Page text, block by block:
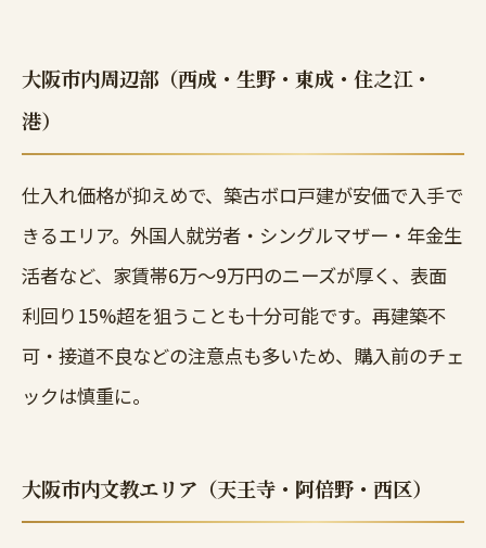
大阪市内周辺部（西成・生野・東成・住之江・
港）
仕入れ価格が抑えめで、築古ボロ戸建が安価で入手で
きるエリア。外国人就労者・シングルマザー・年金生
活者など、家賃帯6万〜9万円のニーズが厚く、表面
利回り15%超を狙うことも十分可能です。再建築不
可・接道不良などの注意点も多いため、購入前のチェ
ックは慎重に。
大阪市内文教エリア（天王寺・阿倍野・西区）